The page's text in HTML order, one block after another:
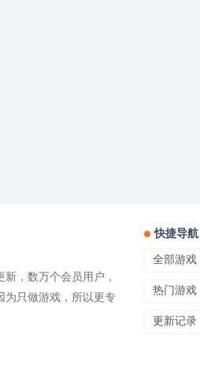
，数万个会员用户，
为只做游戏，所以更专
快捷导航
全部游戏
热门游戏
更新记录